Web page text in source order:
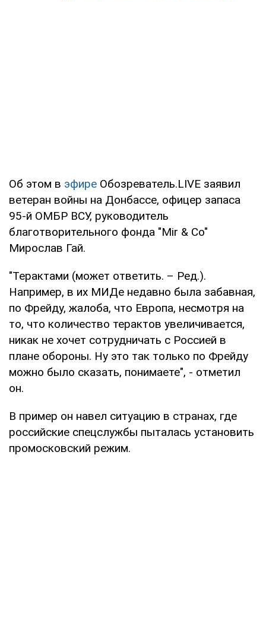
Об этом в эфире Обозреватель.LIVE заявил
ветеран войны на Донбассе, офицер запаса
95-й ОМБР ВСУ, руководитель
благотворительного фонда "Mir & Co"
Мирослав Гай.
"Терактами (может ответить. – Ред.).
Например, в их МИДе недавно была забавная,
по Фрейду, жалоба, что Европа, несмотря на
то, что количество терактов увеличивается,
никак не хочет сотрудничать с Россией в
плане обороны. Ну это так только по Фрейду
можно было сказать, понимаете", - отметил
он.
В пример он навел ситуацию в странах, где
российские спецслужбы пыталась установить
промосковский режим.